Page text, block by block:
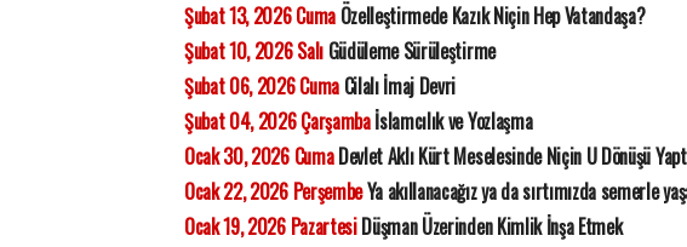
Şubat 13, 2026 CumaÖzelleştirmede Kazık Niçin Hep Vatandaşa?
Şubat 10, 2026 SalıGüdüleme Sürüleştirme
Şubat 06, 2026 CumaCilalı İmaj Devri
Şubat 04, 2026 Çarşambaİslamcılık ve Yozlaşma
Ocak 30, 2026 CumaDevlet Aklı Kürt Meselesinde Niçin U Dönüşü
Ocak 22, 2026 PerşembeYa akıllanacağız ya da sırtımızda semerle
Ocak 19, 2026 PazartesiDüşman Üzerinden Kimlik İnşa Etmek